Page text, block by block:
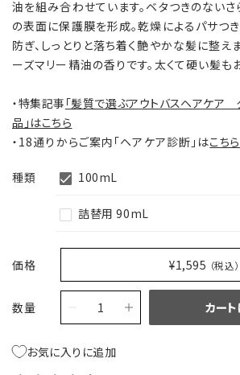
油を組み合わせています。ベタつきのないさ
の表面に保護膜を形成。乾燥によるパサつ
防ぎ、しっとりと落ち着く艶やかな髪に整え
ーズマリー精油の香りです。太くて硬い髪も
・特集記事 「髪質で選ぶアウトバスヘアケア
品」はこちら
・18通りからご案内「ヘアケア診断」はこちら
種類 100mL
詰替用 90mL
価格 ¥1,595 （税込）
お気に入りに追加
数量 カー